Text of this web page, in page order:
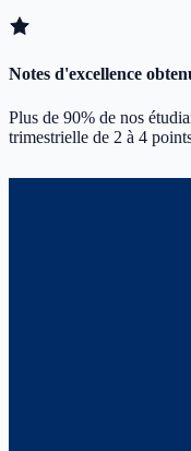
Notes d'excellence
Plus de 90% de nos
trimestrielle de 2 à 4